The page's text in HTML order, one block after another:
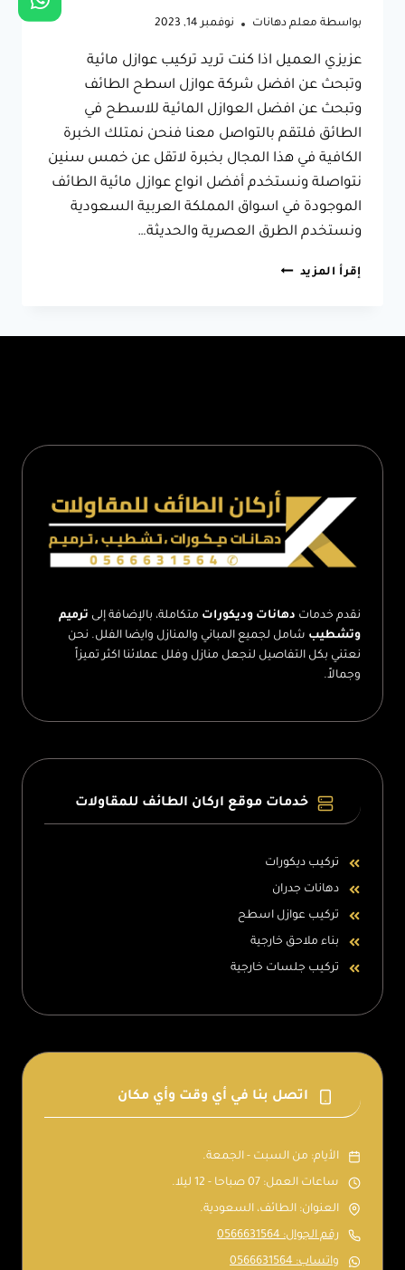
بواسطة معلم دهانات نوفمبر 14, 2023
عزيزي العميل اذا كنت تريد تركيب عوازل مائية
وتبحث عن افضل شركة عوازل اسطح الطائف
وتبحث عن افضل العوازل المائية للاسطح في
الطائق فلتقم بالتواصل معنا فنحن نمتلك الخبرة
الكافية في هذا المجال بخبرة لاتقل عن خمس سنين
نتواصلة ونستخدم أفضل انواع عوازل مائية الطائف
الموجودة في اسواق المملكة العربية السعودية
ونستخدم الطرق العصرية والحديثة…
إقرأ المزيد شركة
عازل
للاسطح
–
عازل
الطائفنقدم خدمات دهانات وديكورات متكاملة، بالإضافة إلى ترميم
وتشطيب شامل لجميع المباني والمنازل وايضا الفلل. نحن
نعتني بكل التفاصيل لنجعل منازل وفلل عملائنا اكثر تميزاً
وجمالاً.
خدمات موقع اركان الطائف للمقاولات
تركيب ديكورات
دهانات جدران
تركيب عوازل اسطح
بناء ملاحق خارجية
تركيب جلسات خارجية
اتصل بنا في أي وقت وأي مكان
الأيام: من السبت - الجمعة.
ساعات العمل: 07 صباحا - 12 ليلا.
العنوان: الطائف، السعودية.
رقم الجوال: 0566631564
واتساب: 0566631564